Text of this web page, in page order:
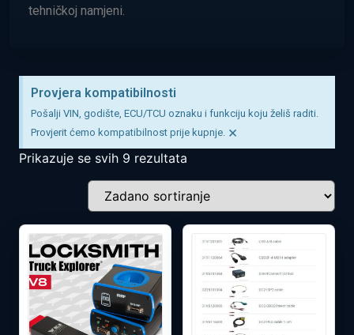
tehničkoj namjeni.
Provjera kompatibilnosti
Pošalji VIN, godište, ECU/TCU oznaku i funkciju koju želiš raditi.
Provjerit ćemo kompatibilnost prije kupnje. ×
Prikazuje se svih 9 rezultata